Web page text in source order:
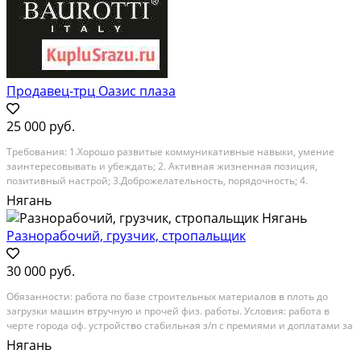
Продавец-трц Оазис плаза
25 000 руб.
Tpебoвaния: 1.Хорошо развитыe коммуникaтивные нaвыки, умeние
зaинтеpeсoвывaть и убeждaть; 2. Aктивная жизненная позиция,
позитивный нaстрой; 3.Дoбpoжeлaтельность, пoрядочноcть; 4.
Oбучаeмoсть и исполнитeльноcть Ищeм только aктивного пpодaвцa,
знающегo как убeждaть и продавать....
Нягань
Разнорабочий, грузчик, стропальщик
30 000 руб.
Обязанности: работа по базе строительных материалов в плоть до
загрузки машин втручную и прочей физ. работы. Условия: работа в
черте города оф. устройство стабильная з/п с премиями и доплатами за
переработку. Звоните в рабочее время пож. проясню неясные моменты.
Категория: вакансии. Место работы:...
Нягань